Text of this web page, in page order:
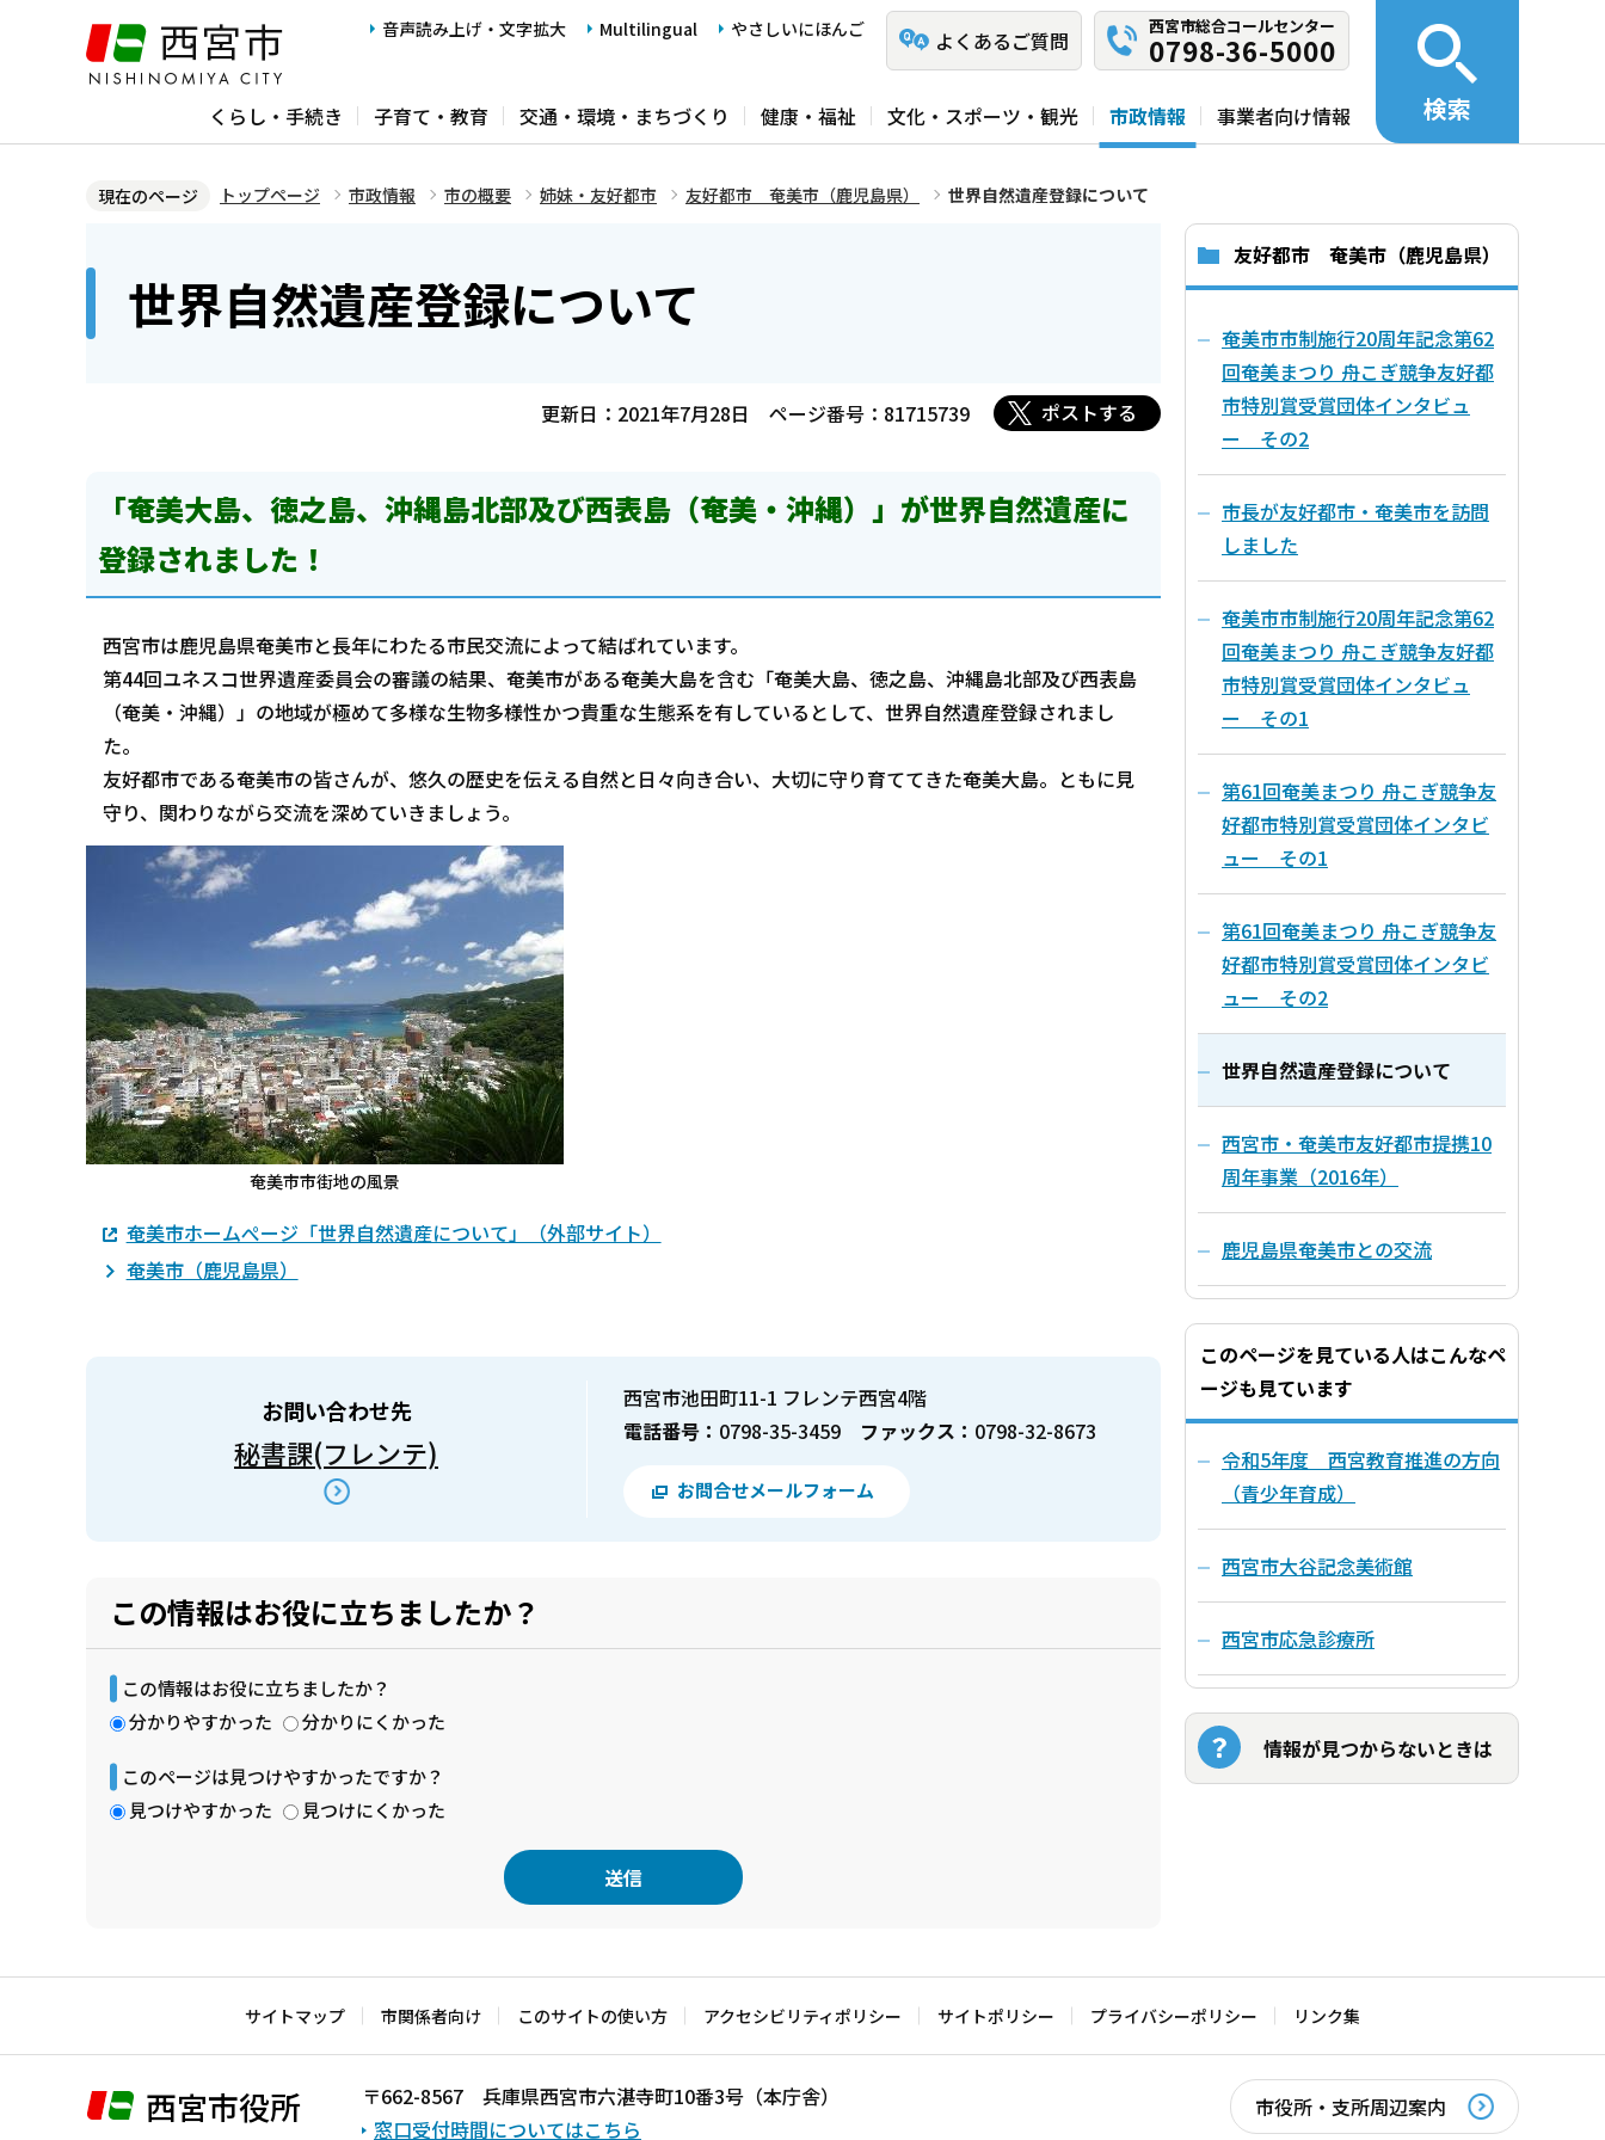
ジ
音声読み上げ・文字拡大 Multilingual やさしいにほんご よくあるご質問
西宮市総合コールセンター
0798-36-5000
くらし・手続き 子育て・教育 交通・環境・まちづくり 健康・福祉 文化・スポーツ・観光 市政情報 事業者向け情報 検索
現在のページ トップページ 市政情報 市の概要 姉妹・友好都市 友好都市 奄美市（鹿児島県） 世界自然遺産登録について
世界自然遺産登録について
更新日：2021年7月28日 ページ番号：81715739 ポストする
「奄美大島、徳之島、沖縄島北部及び西表島（奄美・沖縄）」が世界自然遺産に
登録されました！
西宮市は鹿児島県奄美市と長年にわたる市民交流によって結ばれています。
第44回ユネスコ世界遺産委員会の審議の結果、奄美市がある奄美大島を含む「奄美大島、徳之島、沖縄島北部及び西表島
（奄美・沖縄）」の地域が極めて多様な生物多様性かつ貴重な生態系を有しているとして、世界自然遺産登録されまし
た。
友好都市である奄美市の皆さんが、悠久の歴史を伝える自然と日々向き合い、大切に守り育ててきた奄美大島。ともに見
守り、関わりながら交流を深めていきましょう。
奄美市市街地の風景
奄美市ホームぺージ「世界自然遺産について」（外部サイト）
奄美市（鹿児島県）
お問い合わせ先
秘書課(フレンテ)
西宮市池田町11-1 フレンテ西宮4階
電話番号： 0798-35-3459 ファックス： 0798-32-8673
お問合せメールフォーム
この情報はお役に立ちましたか？
この情報はお役に立ちましたか？
分かりやすかった
分かりにくかった
このページは見つけやすかったですか？
見つけやすかった
見つけにくかった
文
で
友好都市 奄美市（鹿児島県）
奄美市市制施行20周年記念第62
回奄美まつり 舟こぎ競争友好都
市特別賞受賞団体インタビュ
ー その2
市長が友好都市・奄美市を訪問
しました
奄美市市制施行20周年記念第62
回奄美まつり 舟こぎ競争友好都
市特別賞受賞団体インタビュ
ー その1
第61回奄美まつり 舟こぎ競争友
好都市特別賞受賞団体インタビ
ュー その1
第61回奄美まつり 舟こぎ競争友
好都市特別賞受賞団体インタビ
ュー その2
世界自然遺産登録について
西宮市・奄美市友好都市提携10
周年事業（2016年）
鹿児島県奄美市との交流
このページを見ている人はこんなペ
ージも見ています
令和5年度 西宮教育推進の方向
（青少年育成）
西宮市大谷記念美術館
西宮市応急診療所
情報が見つからないときは
サイトマップ 市関係者向け このサイトの使い方 アクセシビリティポリシー サイトポリシー プライバシーポリシー リンク集
西宮市役所
〒662-8567 兵庫県西宮市六湛寺町10番3号（本庁舎）
窓口受付時間についてはこちら
市役所・支所周辺案内